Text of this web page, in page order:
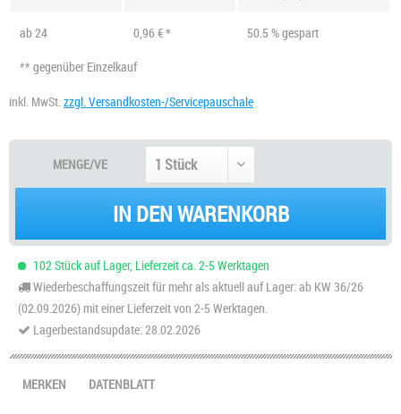
ab24 0,96 € *
50.5 % gespart
** gegenüber Einzelkauf
inkl. MwSt. zzgl. Versandkosten-/Servicepauschale
MENGE/VE
IN DEN WARENKORB
102 Stück auf Lager, Lieferzeit ca. 2-5 Werktagen
Wiederbeschaffungszeit für mehr als aktuell auf Lager: ab KW 36/26
(02.09.2026) mit einer Lieferzeit von 2-5 Werktagen.
Lagerbestandsupdate: 28.02.2026
DATENBLATT
MERKEN